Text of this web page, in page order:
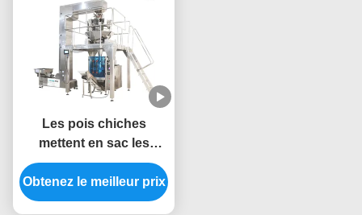
Les pois chiches
mettent en sac les
machines de emballage
automatiques 5.5KW
pesant le remplissage et
Obtenez le meilleur prix